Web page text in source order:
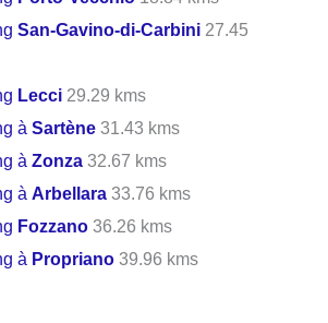
San-Gavino-di-Carbini 27.45
Lecci 29.29 kms
àSartène 31.43 kms
àZonza 32.67 kms
àArbellara 33.76 kms
Fozzano 36.26 kms
à Propriano 39.96 kms